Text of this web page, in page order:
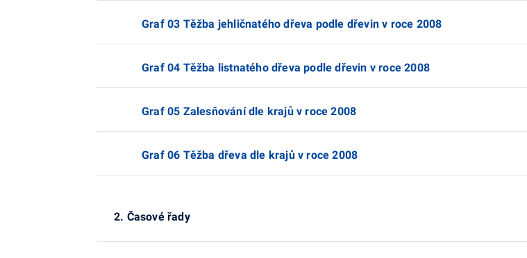
Graf 03 Těžba jehličnatého dřeva podle dřevin v roce 2008
Graf 04 Těžba listnatého dřeva podle dřevin v roce 2008
Graf 05 Zalesňování dle krajů v roce 2008
Graf 06 Těžba dřeva dle krajů v roce 2008
2. Časové řady